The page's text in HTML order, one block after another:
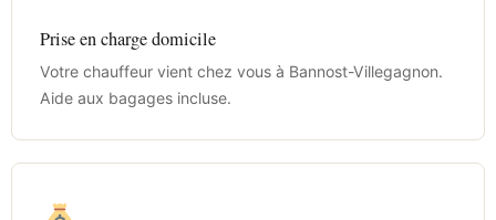
Prise en charge domicile
Votre chauffeur vient chez vous à Bannost-Villegagnon.
Aide aux bagages incluse.